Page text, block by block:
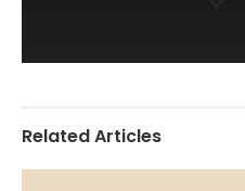
Related Articles